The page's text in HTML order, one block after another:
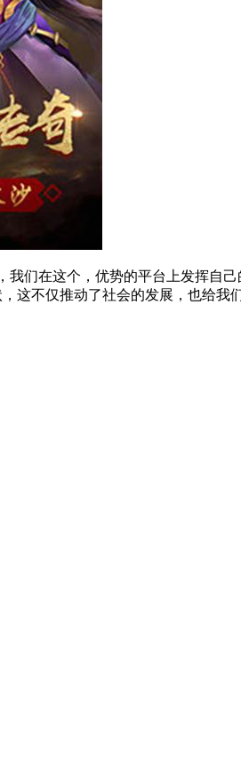
我们在这个，优势的平台上发挥自
这不仅推动了社会的发展，也给我